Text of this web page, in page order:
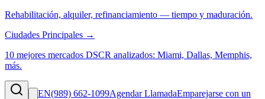
Rehabilitación, alquiler, refinanciamiento — tiempo y maduración.
Ciudades Principales →
10 mejores mercados DSCR analizados: Miami, Dallas, Memphis,
más.
EN(989) 662-1099Agendar LlamadaEmparejarse con un